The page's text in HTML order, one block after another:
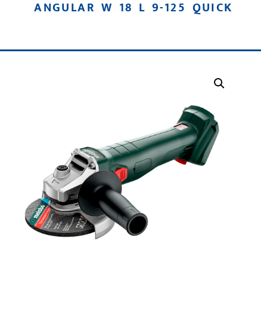
ANGULAR W 18 L 9-125 QUICK